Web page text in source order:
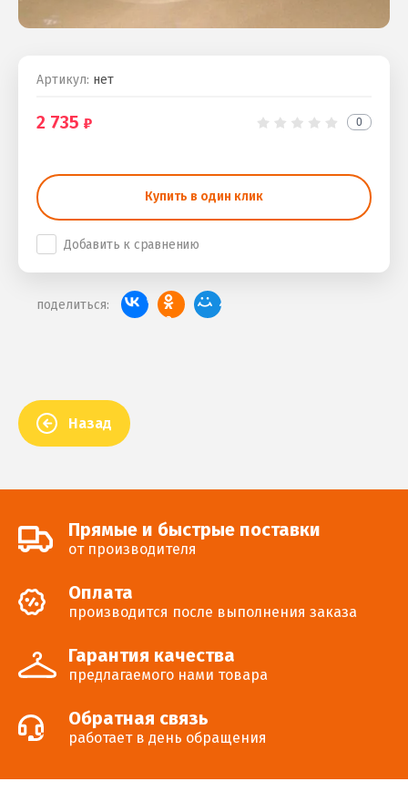
Артикул: нет
2 735 0
Купить в один клик
Добавить к сравнению
поделиться:
Назад
Прямые и быстрые поставки
от производителя
Оплата
производится после выполнения заказа
Гарантия качества
предлагаемого нами товара
Обратная связь
работает в день обращения